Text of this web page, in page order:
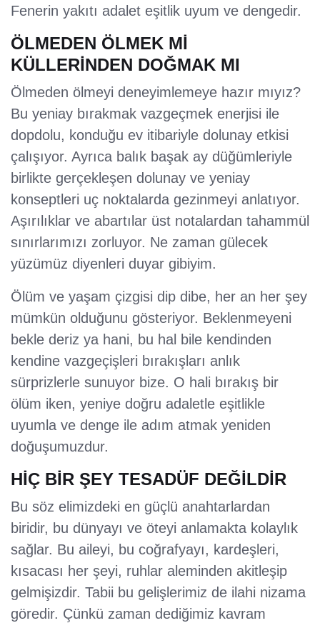
Fenerin yakıtı adalet eşitlik uyum ve dengedir.
ÖLMEDEN ÖLMEK Mİ
KÜLLERİNDEN DOĞMAK MI
Ölmeden ölmeyi deneyimlemeye hazır mıyız?
Bu yeniay bırakmak vazgeçmek enerjisi ile
dopdolu, konduğu ev itibariyle dolunay etkisi
çalışıyor. Ayrıca balık başak ay düğümleriyle
birlikte gerçekleşen dolunay ve yeniay
konseptleri uç noktalarda gezinmeyi anlatıyor.
Aşırılıklar ve abartılar üst notalardan tahammül
sınırlarımızı zorluyor. Ne zaman gülecek
yüzümüz diyenleri duyar gibiyim.
Ölüm ve yaşam çizgisi dip dibe, her an her şey
mümkün olduğunu gösteriyor. Beklenmeyeni
bekle deriz ya hani, bu hal bile kendinden
kendine vazgeçişleri bırakışları anlık
sürprizlerle sunuyor bize. O hali bırakış bir
ölüm iken, yeniye doğru adaletle eşitlikle
uyumla ve denge ile adım atmak yeniden
doğuşumuzdur.
HİÇ BİR ŞEY TESADÜF DEĞİLDİR
Bu söz elimizdeki en güçlü anahtarlardan
biridir, bu dünyayı ve öteyi anlamakta kolaylık
sağlar. Bu aileyi, bu coğrafyayı, kardeşleri,
kısacası her şeyi, ruhlar aleminden akitleşip
gelmişizdir. Tabii bu gelişlerimiz de ilahi nizama
göredir. Çünkü zaman dediğimiz kavram